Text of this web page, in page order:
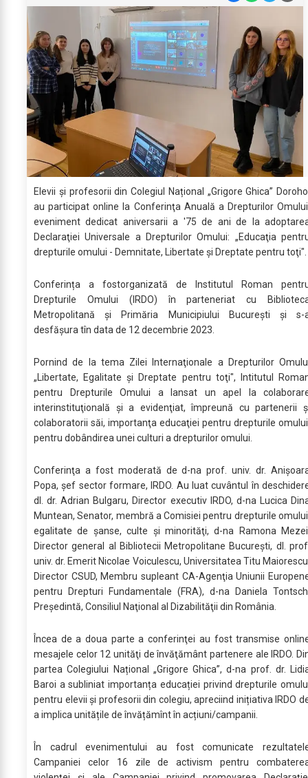
Elevii și profesorii din Colegiul Național „Grigore Ghica”
au participat online la Conferinţa Anuală a Drepturilor
eveniment dedicat aniversarii a '75 de ani de la
Declaraţiei Universale a Drepturilor Omului: „Educaţia
drepturile omului - Demnitate, Libertate și Dreptate pentru toţi".
Conferința a fostorganizată de Institutul Roman
Drepturile Omului (IRDO) în parteneriat cu
Metropolitană și Primăria Municipiului Bucureşti și s-
desfășura tîn data de 12 decembrie 2023.
Pornind de la tema Zilei Internaţionale a Drepturilor
„Libertate, Egalitate şi Dreptate pentru toţi", Intitutul
pentru Drepturile Omului a lansat un apel la
interinstituţională și a evidenţiat, împreună cu partenerii
colaboratorii săi, importanţa educaţiei pentru drepturile
pentru dobândirea unei culturi a drepturilor omului.
Conferinţa a fost moderată de d-na prof. univ. dr.
Popa, șef sector formare, IRDO. Au luat cuvântul în
dl. dr. Adrian Bulgaru, Director executiv IRDO, d-na Lucica
Muntean, Senator, membră a Comisiei pentru drepturile
egalitate de șanse, culte şi minorităţi, d-na Ramona
Director general al Bibliotecii Metropolitane Bucureşti, dl.
univ. dr. Emerit Nicolae Voiculescu, Universitatea Titu
Director CSUD, Membru supleant CA-Agenţia Uniunii
pentru Drepturi Fundamentale (FRA), d-na Daniela
Preşedintă, Consiliul Naţional al Dizabilităţii din România.
Încea de a doua parte a conferinţei au fost transmise
mesajele celor 12 unităţi de învăţământ partenere ale IRDO.
partea Colegiului Național „Grigore Ghica”, d-na prof. dr.
Baroi a subliniat importanța educației privind drepturile
pentru elevii și profesorii din colegiu, apreciind inițiativa IRDO
a implica unitățile de învățămînt în acțiuni/campanii.
În cadrul evenimentului au fost comunicate
Campaniei celor 16 zile de activism pentru